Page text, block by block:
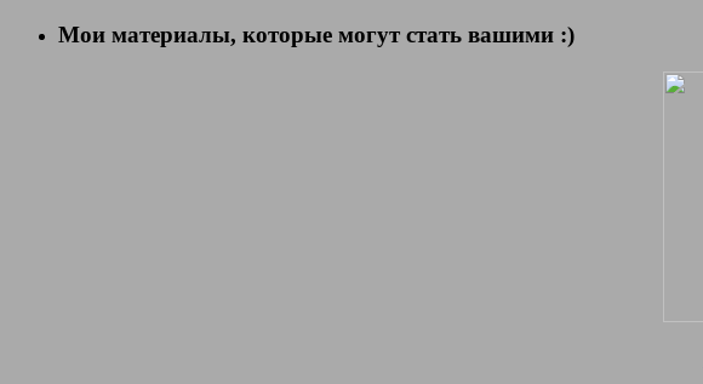
Мои материалы, которые могут стать вашими :)